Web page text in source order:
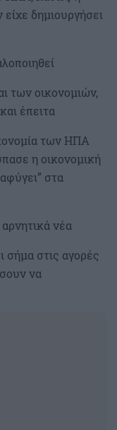
δημιουργήσει
των οικονομιών,
έπειτα
των ΗΠΑ
η οικονομική
στα
νέα
σήμα στις αγορές
να